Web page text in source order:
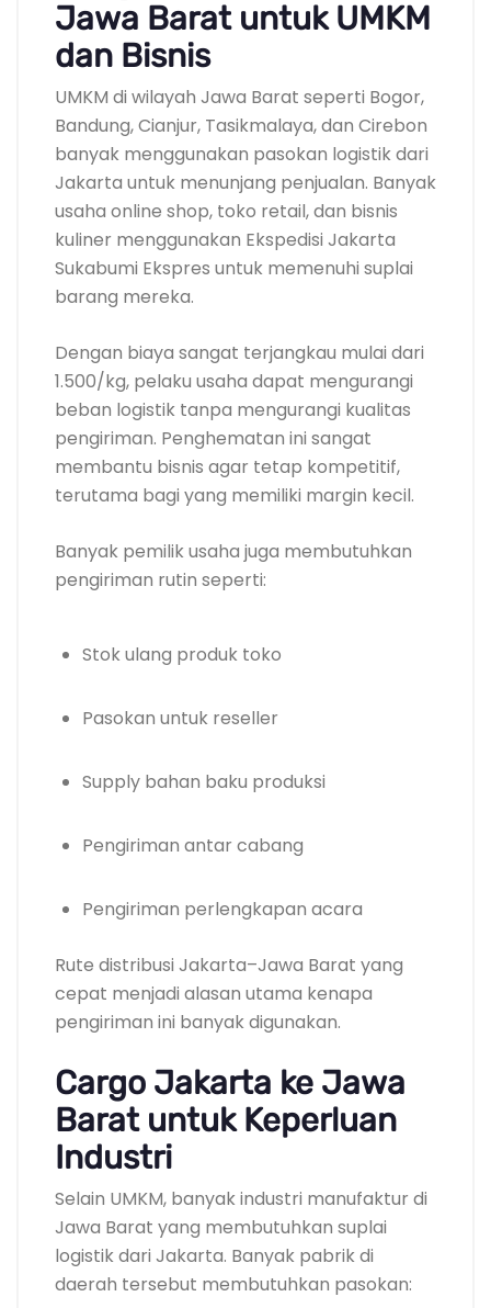
Jawa Barat untuk UMKM
dan Bisnis
UMKM di wilayah Jawa Barat seperti Bogor,
Bandung, Cianjur, Tasikmalaya, dan Cirebon
banyak menggunakan pasokan logistik dari
Jakarta untuk menunjang penjualan. Banyak
usaha online shop, toko retail, dan bisnis
kuliner menggunakan Ekspedisi Jakarta
Sukabumi Ekspres untuk memenuhi suplai
barang mereka.
Dengan biaya sangat terjangkau mulai dari
1.500/kg, pelaku usaha dapat mengurangi
beban logistik tanpa mengurangi kualitas
pengiriman. Penghematan ini sangat
membantu bisnis agar tetap kompetitif,
terutama bagi yang memiliki margin kecil.
Banyak pemilik usaha juga membutuhkan
pengiriman rutin seperti:
Stok ulang produk toko
Pasokan untuk reseller
Supply bahan baku produksi
Pengiriman antar cabang
Pengiriman perlengkapan acara
Rute distribusi Jakarta–Jawa Barat yang
cepat menjadi alasan utama kenapa
pengiriman ini banyak digunakan.
Cargo Jakarta ke Jawa
Barat untuk Keperluan
Industri
Selain UMKM, banyak industri manufaktur di
Jawa Barat yang membutuhkan suplai
logistik dari Jakarta. Banyak pabrik di
daerah tersebut membutuhkan pasokan: